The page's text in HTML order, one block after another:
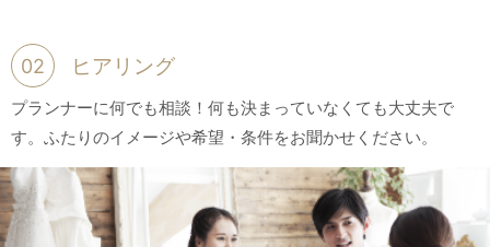
02 ヒアリング
プランナーに何でも相談！何も決まっていなくても大丈夫で
す。ふたりのイメージや希望・条件をお聞かせください。